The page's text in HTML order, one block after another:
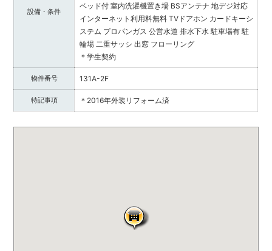
設備・条件
ベッド付 室内洗濯機置き場 BSアンテナ 地デジ対応
インターネット利用料無料 TVドアホン カードキーシ
ステム プロパンガス 公営水道 排水下水 駐車場有 駐
輪場 二重サッシ 出窓 フローリング
＊学生契約
物件番号 131A-2F
特記事項 ＊2016年外装リフォーム済